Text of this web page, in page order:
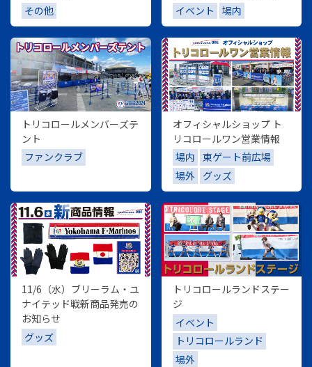
その他
イベント
場内
トリコロールメンバーズテ
ント
ファンクラブ
オフィシャルショップ ト
リコロールワン営業情報
場内
東ゲート前広場
場外
グッズ
11/6（水）ブリーラム・ユ
ナイテッド戦新商品発売の
お知らせ
グッズ
トリコロールランドステー
ジ
イベント
トリコロールランド
場外